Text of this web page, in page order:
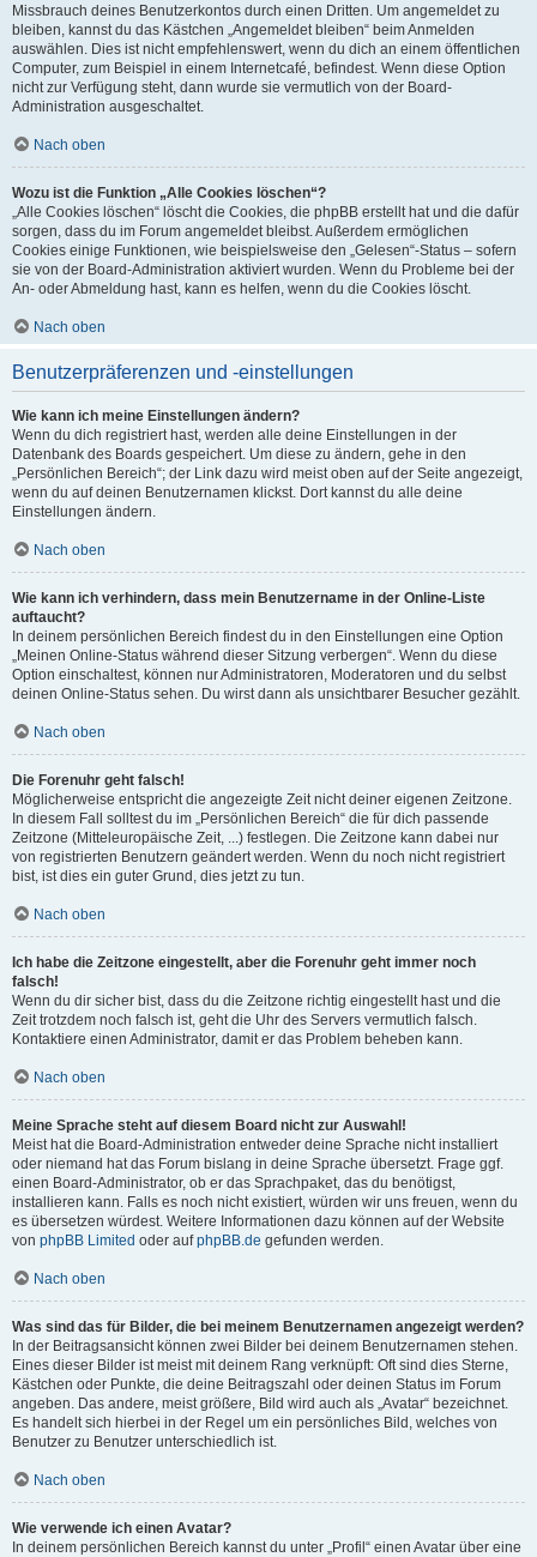
Missbrauch deines Benutzerkontos durch einen Dritten. Um angemeldet zu
bleiben, kannst du das Kästchen „Angemeldet bleiben“ beim Anmelden
auswählen. Dies ist nicht empfehlenswert, wenn du dich an einem öffentlichen
Computer, zum Beispiel in einem Internetcafé, befindest. Wenn diese Option
nicht zur Verfügung steht, dann wurde sie vermutlich von der Board-
Administration ausgeschaltet.
Nach oben
Wozu ist die Funktion „Alle Cookies löschen“?
„Alle Cookies löschen“ löscht die Cookies, die phpBB erstellt hat und die dafür
sorgen, dass du im Forum angemeldet bleibst. Außerdem ermöglichen
Cookies einige Funktionen, wie beispielsweise den „Gelesen“-Status – sofern
sie von der Board-Administration aktiviert wurden. Wenn du Probleme bei der
An- oder Abmeldung hast, kann es helfen, wenn du die Cookies löscht.
Nach oben
Benutzerpräferenzen und -einstellungen
Wie kann ich meine Einstellungen ändern?
Wenn du dich registriert hast, werden alle deine Einstellungen in der
Datenbank des Boards gespeichert. Um diese zu ändern, gehe in den
„Persönlichen Bereich“; der Link dazu wird meist oben auf der Seite angezeigt,
wenn du auf deinen Benutzernamen klickst. Dort kannst du alle deine
Einstellungen ändern.
Nach oben
Wie kann ich verhindern, dass mein Benutzername in der Online-Liste
auftaucht?
In deinem persönlichen Bereich findest du in den Einstellungen eine Option
„Meinen Online-Status während dieser Sitzung verbergen“. Wenn du diese
Option einschaltest, können nur Administratoren, Moderatoren und du selbst
deinen Online-Status sehen. Du wirst dann als unsichtbarer Besucher gezählt.
Nach oben
Die Forenuhr geht falsch!
Möglicherweise entspricht die angezeigte Zeit nicht deiner eigenen Zeitzone.
In diesem Fall solltest du im „Persönlichen Bereich“ die für dich passende
Zeitzone (Mitteleuropäische Zeit, ...) festlegen. Die Zeitzone kann dabei nur
von registrierten Benutzern geändert werden. Wenn du noch nicht registriert
bist, ist dies ein guter Grund, dies jetzt zu tun.
Nach oben
Ich habe die Zeitzone eingestellt, aber die Forenuhr geht immer noch
falsch!
Wenn du dir sicher bist, dass du die Zeitzone richtig eingestellt hast und die
Zeit trotzdem noch falsch ist, geht die Uhr des Servers vermutlich falsch.
Kontaktiere einen Administrator, damit er das Problem beheben kann.
Nach oben
Meine Sprache steht auf diesem Board nicht zur Auswahl!
Meist hat die Board-Administration entweder deine Sprache nicht installiert
oder niemand hat das Forum bislang in deine Sprache übersetzt. Frage ggf.
einen Board-Administrator, ob er das Sprachpaket, das du benötigst,
installieren kann. Falls es noch nicht existiert, würden wir uns freuen, wenn du
es übersetzen würdest. Weitere Informationen dazu können auf der Website
von phpBB Limited oder aufphpBB.de gefunden werden.
Nach oben
Was sind das für Bilder, die bei meinem Benutzernamen angezeigt werden?
In der Beitragsansicht können zwei Bilder bei deinem Benutzernamen stehen.
Eines dieser Bilder ist meist mit deinem Rang verknüpft: Oft sind dies Sterne,
Kästchen oder Punkte, die deine Beitragszahl oder deinen Status im Forum
angeben. Das andere, meist größere, Bild wird auch als „Avatar“ bezeichnet.
Es handelt sich hierbei in der Regel um ein persönliches Bild, welches von
Benutzer zu Benutzer unterschiedlich ist.
Nach oben
Wie verwende ich einen Avatar?
In deinem persönlichen Bereich kannst du unter „Profil“ einen Avatar über eine